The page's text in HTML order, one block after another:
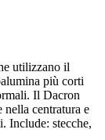
utilizzano il
più corti
Il Dacron
centratura e
Include: stecche,